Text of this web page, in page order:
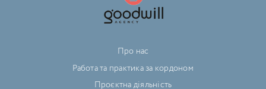
Про нас
Работа та практика за кордоном
Проєктна діяльність